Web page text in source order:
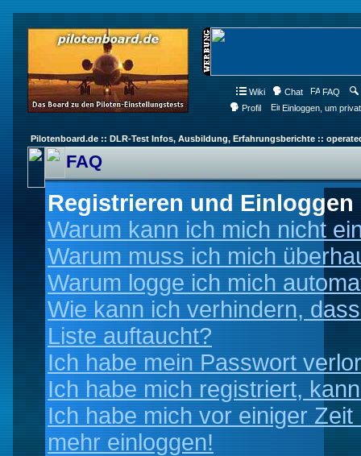
Wiki Chat FAQ
Profil
Einloggen, um
Pilotenboard.de :: DLR-Test Infos, Ausbildung, Erfahrungsberichte ::
FAQ
Registrieren und Einloggen
Warum kann ich mich nicht
Warum muss ich mich
Warum logge ich mich
Wie kann ich verhindern,
Liste auftaucht?
Ich habe mein Passwort
Ich habe mich registriert,
Ich habe mich vor einiger
mehr einloggen!